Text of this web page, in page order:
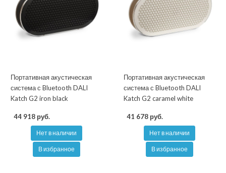
Портативная акустическая
система с Bluetooth DALI
Katch G2 iron black
44 918 руб.
Нет в наличии
В избранное
Портативная акустическая
система с Bluetooth DALI
Katch G2 caramel white
41 678 руб.
Нет в наличии
В избранное